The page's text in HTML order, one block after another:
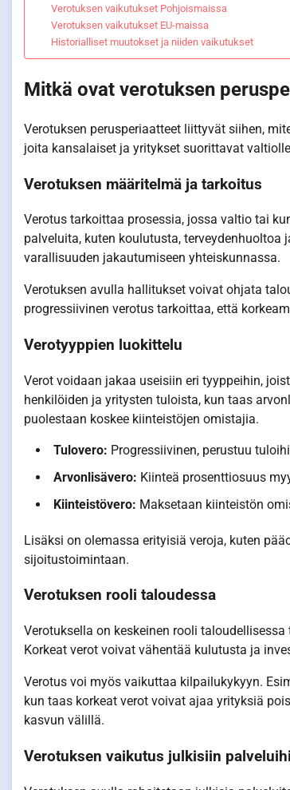
Verotuksen vaikutukset Pohjoismaissa
Verotuksen vaikutukset EU-maissa
Historialliset muutokset ja niiden vaikutukset
Mitkä ovat verotuksen
Verotuksen perusperiaatteet liittyvät siihen,
joita kansalaiset ja yritykset suorittavat
Verotuksen määritelmä ja tarkoitus
Verotus tarkoittaa prosessia, jossa valtio tai
palveluita, kuten koulutusta,
varallisuuden jakautumiseen yhteiskunnassa.
Verotuksen avulla hallitukset voivat ohjata
progressiivinen verotus tarkoittaa, että
Verotyyppien luokittelu
Verot voidaan jakaa useisiin eri tyyppeihin,
henkilöiden ja yritysten tuloista, kun taas
puolestaan koskee kiinteistöjen omistajia.
Tulovero: Progressiivinen, perustuu
Arvonlisävero: Kiinteä prosenttiosuus
Kiinteistövero: Maksetaan kiinteistön
Lisäksi on olemassa erityisiä veroja, kuten
sijoitustoimintaan.
Verotuksen rooli taloudessa
Verotuksella on keskeinen rooli
Korkeat verot voivat vähentää kulutusta ja
Verotus voi myös vaikuttaa kilpailukykyyn.
kun taas korkeat verot voivat ajaa yrityksiä
kasvun välillä.
Verotuksen vaikutus julkisiin